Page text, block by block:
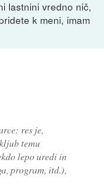
lastnini vredno nič,
k meni, imam
res je,
temu
lepo uredi in
program, itd.),